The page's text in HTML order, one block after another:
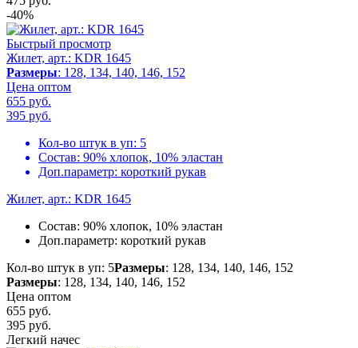
-40%
Быстрый просмотр
Жилет, арт.: KDR 1645
Размеры: 128, 134, 140, 146, 152
Цена оптом
655 руб.
395 руб.
Кол-во штук в уп: 5
Состав: 90% хлопок, 10% эластан
Доп.параметр: короткий рукав
Жилет, арт.: KDR 1645
Состав: 90% хлопок, 10% эластан
Доп.параметр: короткий рукав
Кол-во штук в уп: 5Размеры: 128, 134, 140, 146, 152
Размеры: 128, 134, 140, 146, 152
Цена оптом
655 руб.
395 руб.
Легкий начес